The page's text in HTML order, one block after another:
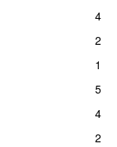
4
2
1
5
4
2